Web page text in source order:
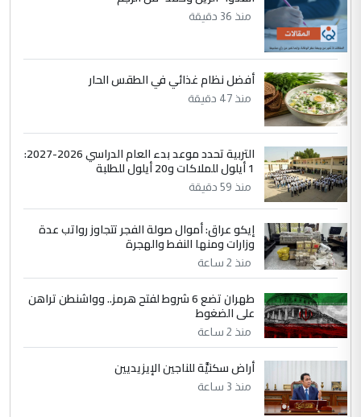
عبد الأمير جاسم هليل
التعليق : نحن اباء الطلاب الأوائل على العراق
نتشرف بلقاء السيد احمد الصافي في العتبات
الحسنية لزرع ...
الموضوع :
مكتب السيد احمد الصافي : لا يوجود
لدينا اي حساب على الفيس بوك وتويتر
منذ 36 دقيقة
أفضل نظام غذائي في الطقس الحار
منذ 47 دقيقة
التربية تحدد موعد بدء العام الدراسي 2026-2027:
1 أيلول للملاكات و20 أيلول للطلبة
منذ 59 دقيقة
إيكو عراق: أموال صولة الفجر تتجاوز رواتب عدة
وزارات ومنها النفط والهجرة
منذ 2 ساعة
طهران تضع 6 شروط لفتح هرمز.. وواشنطن تراهن
على الضغوط
منذ 2 ساعة
أراض سكنيَّة للناجين الإيزيديين
منذ 3 ساعة